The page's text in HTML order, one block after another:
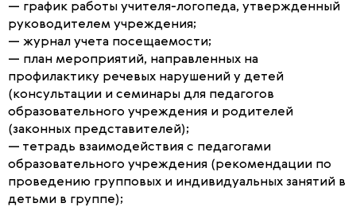
— график работы учителя-логопеда, утвержденный
руководителем учреждения;
— журнал учета посещаемости;
— план мероприятий, направленных на
профилактику речевых нарушений у детей
(консультации и семинары для педагогов
образовательного учреждения и родителей
(законных представителей);
— тетрадь взаимодействия с педагогами
образовательного учреждения (рекомендации по
проведению групповых и индивидуальных занятий в
детьми в группе);